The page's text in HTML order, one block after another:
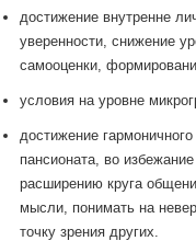
достижение внутренне
уверенности, снижение
самооценки,
условия на уровне
достижение
пансионата, во
расширению круга
мысли, понимать на
точку зрения других.